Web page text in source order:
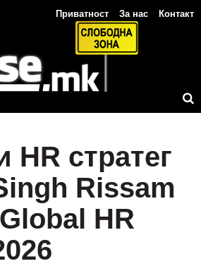
Приватност За нас Контакт
HR стратег
Rissam
HR